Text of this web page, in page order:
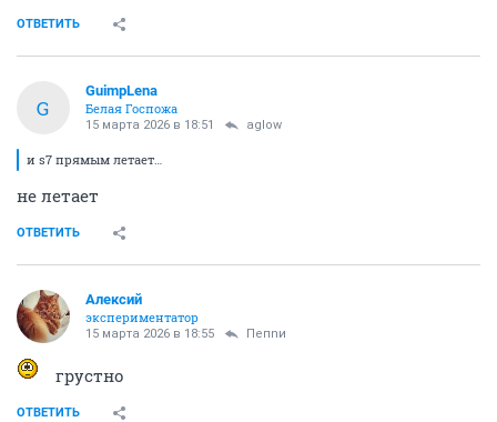
ОТВЕТИТЬ
G
GuimpLena
Белая Госпожа
15 марта 2026 в 18:51 aglow
и s7 прямым летает…
не летает
ОТВЕТИТЬ
Алексий
экспериментатор
15 марта 2026 в 18:55 Пепnи
грустно
ОТВЕТИТЬ